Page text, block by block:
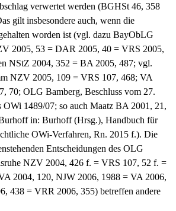
verwertet werden (BGHSt 46, 358
gilt insbesondere auch, wenn die
worden ist (vgl. dazu BayObLG
2005, 53 = DAR 2005, 40 = VRS 2005,
NStZ 2004, 352 = BA 2005, 487; vgl.
NZV 2005, 109 = VRS 107, 468; VA
70; OLG Bamberg, Beschluss vom 27.
OWi 1489/07; so auch Maatz BA 2001, 21,
in: Burhoff (Hrsg.), Handbuch für
OWi-Verfahren, Rn. 2015 f.). Die
Entscheidungen des OLG
NZV 2004, 426 f. = VRS 107, 52 f. =
2004, 120, NJW 2006, 1988 = VA 2006,
438 = VRR 2006, 355) betreffen andere